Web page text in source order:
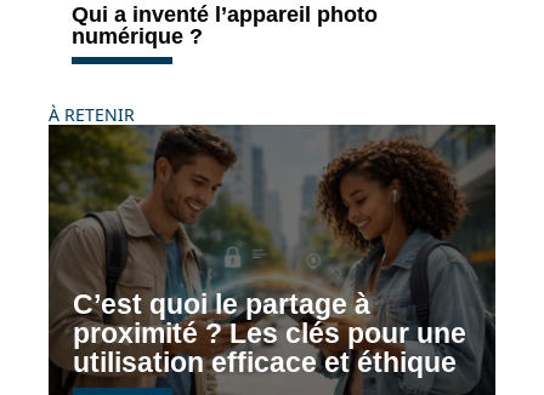
Qui a inventé l’appareil photo
numérique ?
À RETENIR
C’est quoi le partage à
proximité ? Les clés pour une
utilisation efficace et éthique